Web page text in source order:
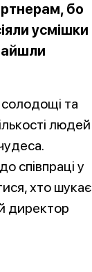
бо
усмішки
та
людей
співпраці у
хто шукає
директор